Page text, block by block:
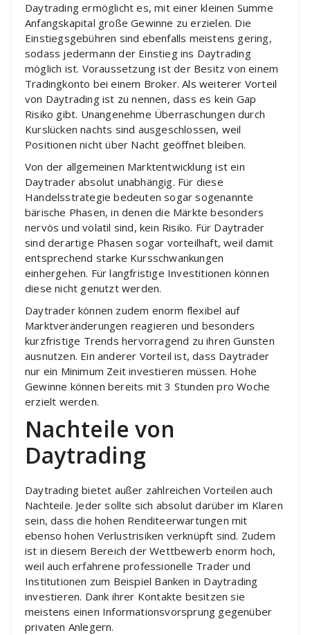
Daytrading ermöglicht es, mit einer kleinen Summe
Anfangskapital große Gewinne zu erzielen. Die
Einstiegsgebühren sind ebenfalls meistens gering,
sodass jedermann der Einstieg ins Daytrading
möglich ist. Voraussetzung ist der Besitz von einem
Tradingkonto bei einem Broker. Als weiterer Vorteil
von Daytrading ist zu nennen, dass es kein Gap
Risiko gibt. Unangenehme Überraschungen durch
Kurslücken nachts sind ausgeschlossen, weil
Positionen nicht über Nacht geöffnet bleiben.
Von der allgemeinen Marktentwicklung ist ein
Daytrader absolut unabhängig. Für diese
Handelsstrategie bedeuten sogar sogenannte
bärische Phasen, in denen die Märkte besonders
nervös und volatil sind, kein Risiko. Für Daytrader
sind derartige Phasen sogar vorteilhaft, weil damit
entsprechend starke Kursschwankungen
einhergehen. Für langfristige Investitionen können
diese nicht genutzt werden.
Daytrader können zudem enorm flexibel auf
Marktveränderungen reagieren und besonders
kurzfristige Trends hervorragend zu ihren Gunsten
ausnutzen. Ein anderer Vorteil ist, dass Daytrader
nur ein Minimum Zeit investieren müssen. Hohe
Gewinne können bereits mit 3 Stunden pro Woche
erzielt werden.
Nachteile von
Daytrading
Daytrading bietet außer zahlreichen Vorteilen auch
Nachteile. Jeder sollte sich absolut darüber im Klaren
sein, dass die hohen Renditeerwartungen mit
ebenso hohen Verlustrisiken verknüpft sind. Zudem
ist in diesem Bereich der Wettbewerb enorm hoch,
weil auch erfahrene professionelle Trader und
Institutionen zum Beispiel Banken in Daytrading
investieren. Dank ihrer Kontakte besitzen sie
meistens einen Informationsvorsprung gegenüber
privaten Anlegern.